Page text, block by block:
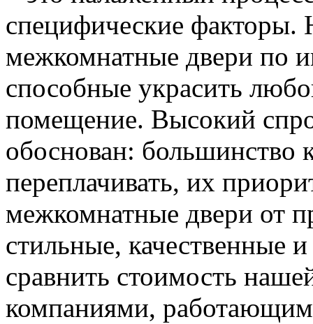
специфические
межкомнатные двери по
способные украсить
помещение. Высокий
обоснован: большинство
переплачивать, их
межкомнатные двери от
стильные, качественные
сравнить стоимость
компаниями,